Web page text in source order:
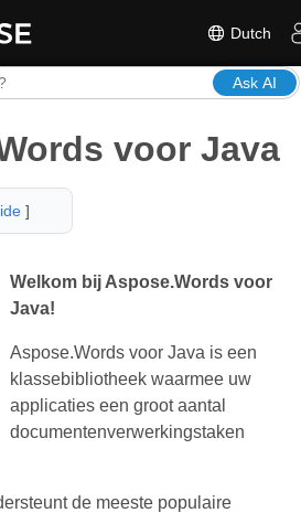
Dutch
Ask AI
voor Java
]
Welkom bij Aspose.Words voor
Java!
Aspose.Words voor Java is een
klassebibliotheek waarmee uw
applicaties een groot aantal
documentenverwerkingstaken
de meeste populaire